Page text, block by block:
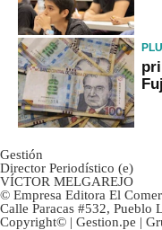
Gestión
Director Periodístico (e)
VÍCTOR MELGAREJO
© Empresa Editora El
Calle Paracas #532, Pueblo
Copyright© | Gestion.pe |